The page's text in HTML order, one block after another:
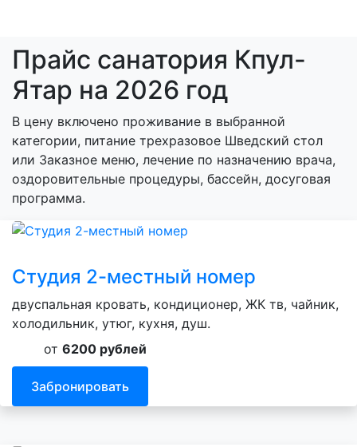
Прайс санатория Кпул-
Ятар на 2026 год
В цену включено проживание в выбранной
категории, питание трехразовое Шведский стол
или Заказное меню, лечение по назначению врача,
оздоровительные процедуры, бассейн, досуговая
программа.
Студия 2-местный номер
двуспальная кровать, кондиционер, ЖК тв, чайник,
холодильник, утюг, кухня, душ.
от 6200 рублей
Забронировать